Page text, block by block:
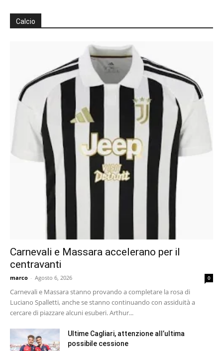
Calcio
Carnevali e Massara accelerano per il
centravanti
marco - Agosto 6, 2026 0
Carnevali e Massara stanno provando a completare la rosa di
Luciano Spalletti, anche se stanno continuando con assiduità a
cercare di piazzare alcuni esuberi. Arthur...
Ultime Cagliari, attenzione all’ultima
possibile cessione